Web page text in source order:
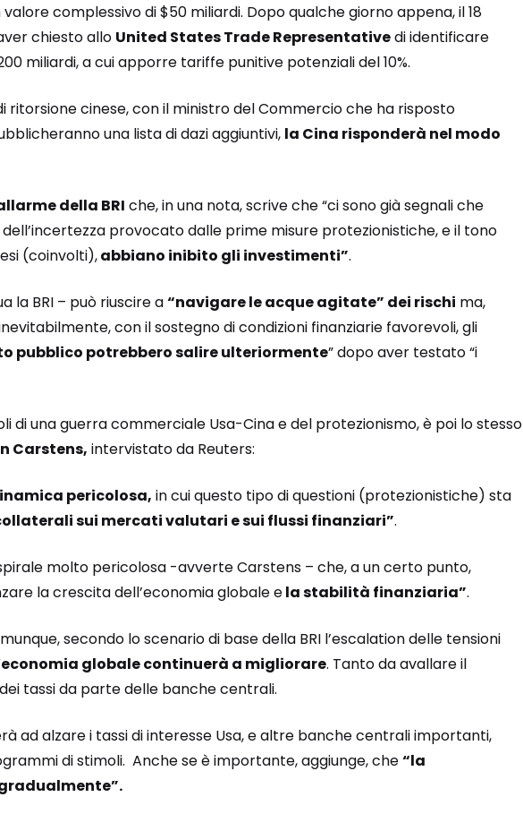
complessivo di $50 miliardi. Dopo qualche giorno appena, il 18
chiesto allo United States Trade Representativedi identificare
miliardi, a cui apporre tariffe punitive potenziali del 10%.
ritorsione cinese, con il ministro del Commercio che ha risposto
una lista di dazi aggiuntivi, la Cina risponderà nel modo
della BRI che, in una nota, scrive che “ci sono già segnali che
provocato dalle prime misure protezionistiche, e il tono
(coinvolti),abbiano inibito gli investimenti”.
la BRI – può riuscire a“navigare le acque agitate” dei rischi ma,
con il sostegno di condizioni finanziarie favorevoli, gli
pubblico potrebbero salire ulteriormente” dopo aver testato “i
di una guerra commerciale Usa-Cina e del protezionismo, è poi lo stesso
Carstens, intervistato da Reuters:
pericolosa, in cui questo tipo di questioni (protezionistiche) sta
sui mercati valutari e sui flussi finanziari”.
molto pericolosa -avverte Carstens – che, a un certo punto,
la crescita dell’economia globale ela stabilità finanziaria”.
secondo lo scenario di base della BRI l’escalation delle tensioni
globale continuerà a migliorare. Tanto da avallare il
tassi da parte delle banche centrali.
ad alzare i tassi di interesse Usa, e altre banche centrali importanti,
di stimoli. Anche se è importante, aggiunge, che“la